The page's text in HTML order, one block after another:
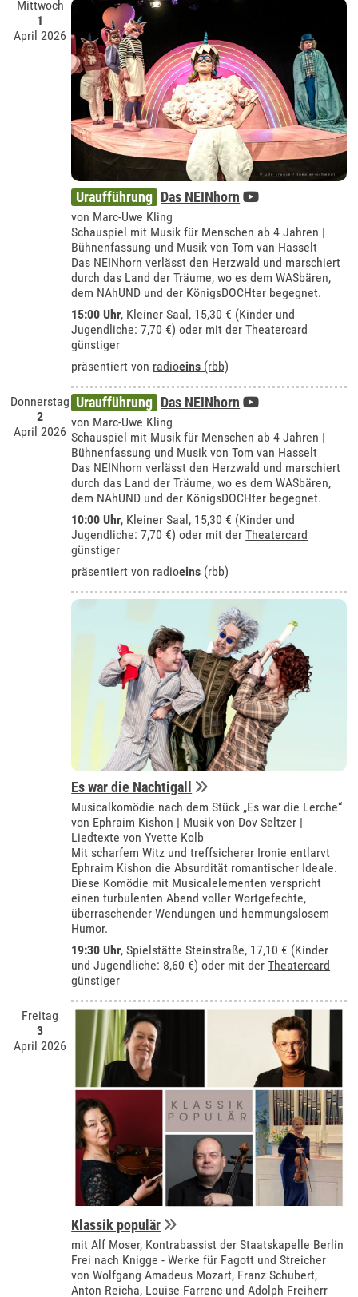
Mittwoch
1
April 2026
Uraufführung Das NEINhorn
von Marc-Uwe Kling
Schauspiel mit Musik für Menschen ab 4 Jahren |
Bühnenfassung und Musik von Tom van Hasselt
Das NEINhorn verlässt den Herzwald und marschiert
durch das Land der Träume, wo es dem WASbären,
dem NAhUND und der KönigsDOCHter begegnet.
15:00 Uhr, Kleiner Saal, 15,30 € (Kinder und
Jugendliche: 7,70 €) oder mit derTheatercard
günstiger
präsentiert von radioeins (rbb)
Donnerstag
2
April 2026
Uraufführung Das NEINhorn
von Marc-Uwe Kling
Schauspiel mit Musik für Menschen ab 4 Jahren |
Bühnenfassung und Musik von Tom van Hasselt
Das NEINhorn verlässt den Herzwald und marschiert
durch das Land der Träume, wo es dem WASbären,
dem NAhUND und der KönigsDOCHter begegnet.
10:00 Uhr, Kleiner Saal, 15,30 € (Kinder und
Jugendliche: 7,70 €) oder mit derTheatercard
günstiger
präsentiert von radioeins (rbb)
Es war die Nachtigall
Musicalkomödie nach dem Stück „Es war die Lerche“
von Ephraim Kishon | Musik von Dov Seltzer |
Liedtexte von Yvette Kolb
Mit scharfem Witz und treffsicherer Ironie entlarvt
Ephraim Kishon die Absurdität romantischer Ideale.
Diese Komödie mit Musicalelementen verspricht
einen turbulenten Abend voller Wortgefechte,
überraschender Wendungen und hemmungslosem
Humor.
19:30 Uhr, Spielstätte Steinstraße, 17,10 € (Kinder
und Jugendliche: 8,60 €) oder mit derTheatercard
günstiger
Freitag
3
April 2026
Klassik populär
mit Alf Moser, Kontrabassist der Staatskapelle Berlin
Frei nach Knigge - Werke für Fagott und Streicher
von Wolfgang Amadeus Mozart, Franz Schubert,
Anton Reicha, Louise Farrenc und Adolph Freiherr